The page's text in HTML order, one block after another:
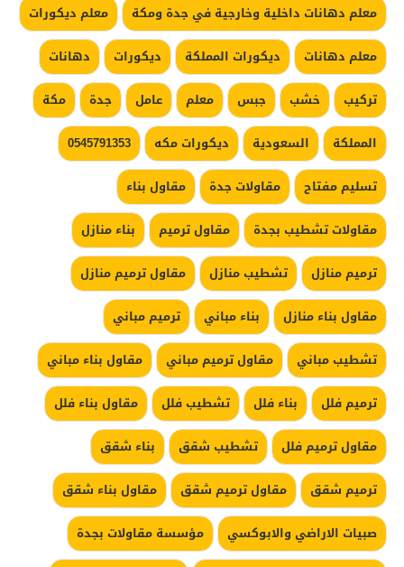
معلم دهانات داخلية وخارجية في جدة ومكة
معلم ديكورات
معلم دهانات
ديكورات المملكة ديكورات
دهانات
تركيب
خشب جبس معلم عامل جدة
مكة
المملكة
السعودية ديكورات مكه
0545791353
تسليم مفتاح
مقاولات جدة
مقاول بناء
مقاولات تشطيب بجدة
مقاول ترميم
بناء منازل
ترميم منازل
تشطيب منازل
مقاول ترميم منازل
مقاول بناء منازل
بناء مباني
ترميم مباني
تشطيب مباني
مقاول ترميم مباني
مقاول بناء مباني
ترميم فلل
بناء فلل تشطيب فلل
مقاول بناء فلل
مقاول ترميم فلل
تشطيب شقق
بناء شقق
ترميم شقق
مقاول ترميم شقق
مقاول بناء شقق
صبيات الاراضي والابوكسي
مؤسسة مقاولات بجدة